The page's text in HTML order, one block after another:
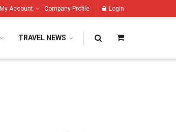
My Account Company Profile Login
TRAVEL NEWS